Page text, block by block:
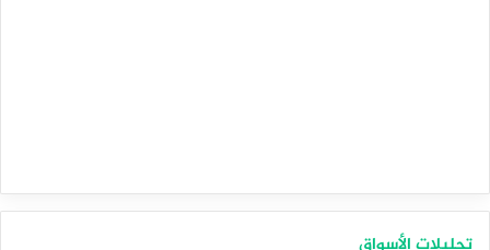
تحليلات الأسواق